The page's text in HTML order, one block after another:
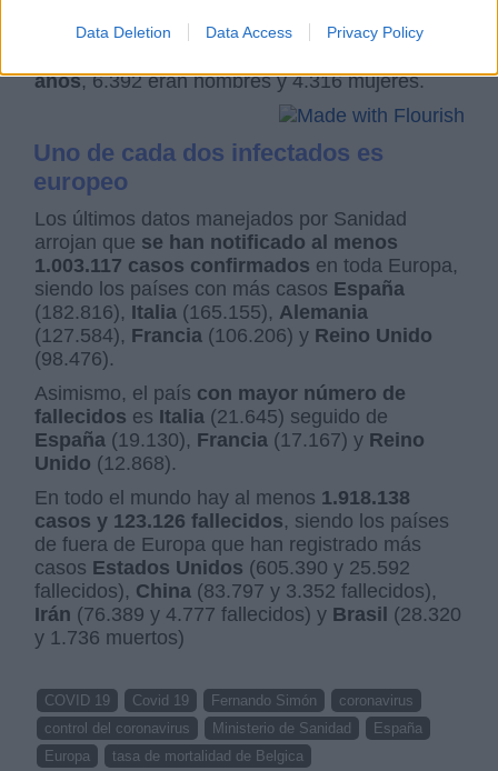
Data Deletion Data Access Privacy Policy
cuanto a los fallecidos, de los 10.793
años, 6.392 eran hombres y 4.316 mujeres.
Uno de cada dos infectados es
europeo
Los últimos datos manejados por Sanidad
arrojan que se han notificado al menos
1.003.117 casos confirmados en toda Europa,
siendo los países con más casos España
(182.816), Italia (165.155), Alemania
(127.584), Francia (106.206) y Reino Unido
(98.476).
Asimismo, el país con mayor número de
fallecidos es Italia (21.645) seguido de
España (19.130), Francia (17.167) y Reino
Unido (12.868).
En todo el mundo hay al menos 1.918.138
casos y 123.126 fallecidos, siendo los países
de fuera de Europa que han registrado más
casos Estados Unidos (605.390 y 25.592
fallecidos), China (83.797 y 3.352 fallecidos),
Irán (76.389 y 4.777 fallecidos) y Brasil (28.320
y 1.736 muertos)
COVID 19 Covid 19 Fernando Simón
coronavirus
control del coronavirus
Ministerio de Sanidad
España
Europa
tasa de mortalidad de Belgica